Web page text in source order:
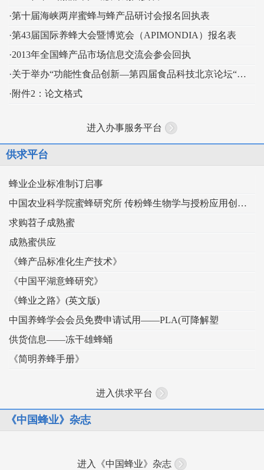
·第十届海峡两岸蜜蜂与蜂产品研讨会报名回执表
·第43届国际养蜂大会暨博览会（APIMONDIA）报名表
·2013年全国蜂产品市场信息交流会参会回执
·关于举办“功能性食品创新—第四届食品科技北京论坛“的通知
·附件2：论文格式
进入办事服务平台
供求平台
蜂业企业标准制订启事
中国农业科学院蜜蜂研究所 传粉蜂生物学与授粉应用创新团队
求购苕子成熟蜜
成熟蜜供应
《蜂产品标准化生产技术》
《中国平湖意蜂研究》
《蜂业之路》(英文版)
中国养蜂学会会员免费申请试用——PLA(可降解塑
供货信息——冻干雄蜂蛹
《简明养蜂手册》
进入供求平台
《中国蜂业》杂志
进入《中国蜂业》杂志